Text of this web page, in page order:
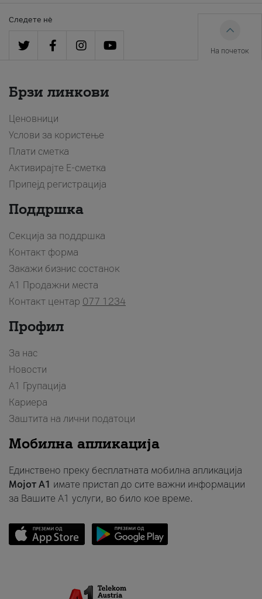
Следете нè
На почеток
Брзи линкови
Ценовници
Услови за користење
Плати сметка
Активирајте Е-сметка
Припејд регистрација
Поддршка
Секција за поддршка
Контакт форма
Закажи бизнис состанок
A1 Продажни места
Контакт центар 077 1234
Профил
За нас
Новости
А1 Групација
Кариера
Заштита на лични податоци
Мобилна апликација
Единствено преку бесплатната мобилна апликација
Мојот A1 имате пристап до сите важни информации
за Вашите A1 услуги, во било кое време.